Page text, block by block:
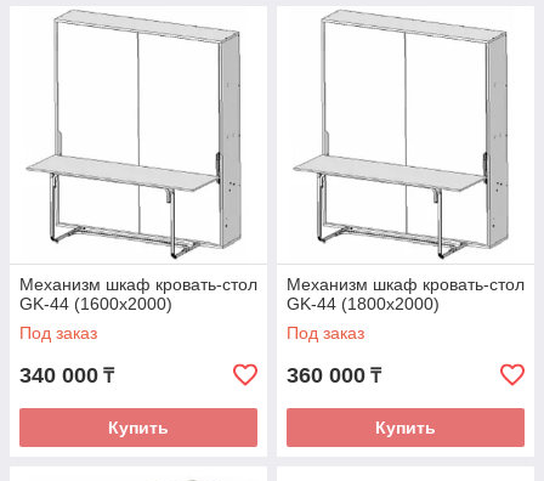
Механизм шкаф кровать-стол
GK-44 (1600х2000)
Под заказ
340 000 ₸
Купить
Механизм шкаф кровать-стол
GK-44 (1800х2000)
Под заказ
360 000 ₸
Купить